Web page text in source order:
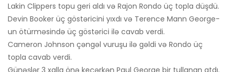
Lakin Clippers topu geri aldı və Rajon Rondo üç topla düşdü.
Devin Booker üç göstəricini yıxdı və Terence Mann George-
un ötürməsində üç göstərici ilə cavab verdi.
Cameron Johnson çəngəl vuruşu ilə gəldi və Rondo üç
topla cavab verdi.